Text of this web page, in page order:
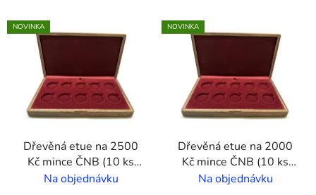
NOVINKA
Dřevěná etue na 2500
Kč mince ČNB (10 ks
mincí)
Na objednávku
NOVINKA
Dřevěná etue na 2000
Kč mince ČNB (10 ks
mincí)
Na objednávku